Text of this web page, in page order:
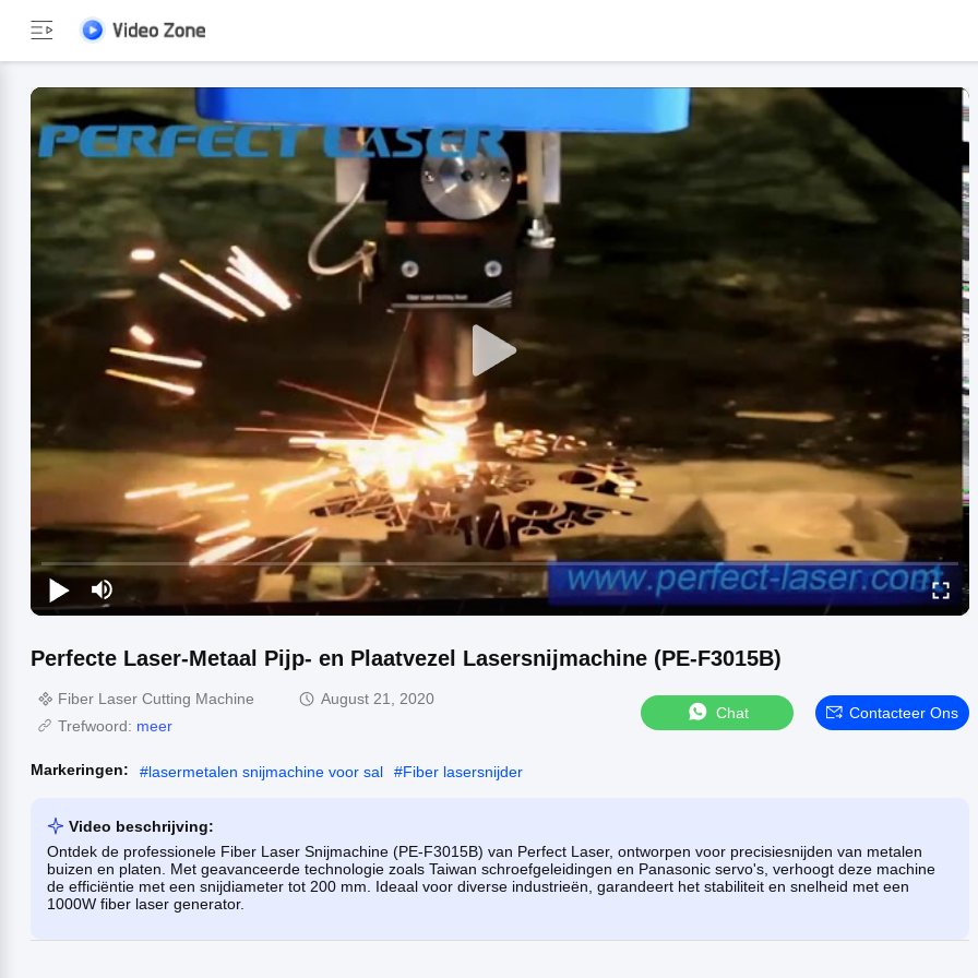
Perfecte Laser-Metaal Pijp- en Plaatvezel Lasersnijmachine (PE-F3015B)
Fiber Laser Cutting Machine
August 21, 2020
Trefwoord: meer
Chat Contacteer Ons
Markeringen: #lasermetalen snijmachine voor sal #Fiber lasersnijder
Video beschrijving:
Ontdek de professionele Fiber Laser Snijmachine (PE-F3015B) van Perfect Laser, ontworpen voor precisiesnijden van metalen
buizen en platen. Met geavanceerde technologie zoals Taiwan schroefgeleidingen en Panasonic servo's, verhoogt deze machine
de efficiëntie met een snijdiameter tot 200 mm. Ideaal voor diverse industrieën, garandeert het stabiliteit en snelheid met een
1000W fiber laser generator.